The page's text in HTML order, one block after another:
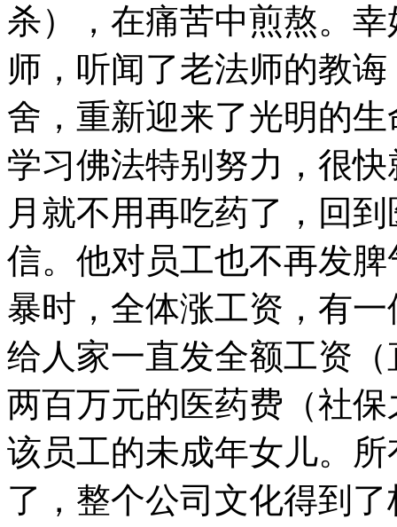
杀），在痛苦中煎熬。
师，听闻了老法师的教
舍，重新迎来了光明的
学习佛法特别努力，很
月就不用再吃药了，回
信。他对员工也不再发
暴时，全体涨工资，有
给人家一直发全额工资
两百万元的医药费（社
该员工的未成年女儿。
了，整个公司文化得到